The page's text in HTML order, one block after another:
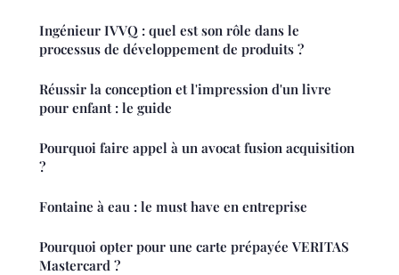
Ingénieur IVVQ : quel est son rôle dans le
processus de développement de produits ?
Réussir la conception et l'impression d'un livre
pour enfant : le guide
Pourquoi faire appel à un avocat fusion acquisition
?
Fontaine à eau : le must have en entreprise
Pourquoi opter pour une carte prépayée VERITAS
Mastercard ?